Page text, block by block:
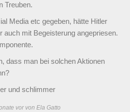
Treuben.
Media etc gegeben, hätte Hitler
auch mit Begeisterung angepriesen.
dass man bei solchen Aktionen
und schlimmer
vor von Ela Gatto